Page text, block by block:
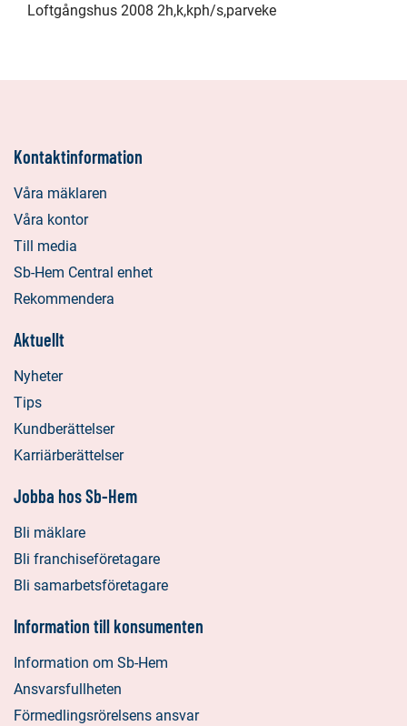
Loftgångshus 2008 2h,k,kph/s,parveke
Kontaktinformation
Våra mäklaren
Våra kontor
Till media
Sb-Hem Central enhet
Rekommendera
Aktuellt
Nyheter
Tips
Kundberättelser
Karriärberättelser
Jobba hos Sb-Hem
Bli mäklare
Bli franchiseföretagare
Bli samarbetsföretagare
Information till konsumenten
Information om Sb-Hem
Ansvarsfullheten
Förmedlingsrörelsens ansvar